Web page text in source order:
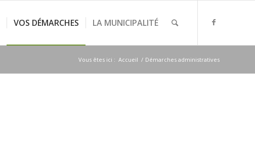
VOS DÉMARCHES LA MUNICIPALITÉ
Vous êtes ici : Accueil / Démarches administratives